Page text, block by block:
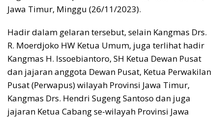
Jawa Timur, Minggu (26/11/2023).
Hadir dalam gelaran tersebut, selain Kangmas Drs.
R. Moerdjoko HW Ketua Umum, juga terlihat hadir
Kangmas H. Issoebiantoro, SH Ketua Dewan Pusat
dan jajaran anggota Dewan Pusat, Ketua Perwakilan
Pusat (Perwapus) wilayah Provinsi Jawa Timur,
Kangmas Drs. Hendri Sugeng Santoso dan juga
jajaran Ketua Cabang se-wilayah Provinsi Jawa